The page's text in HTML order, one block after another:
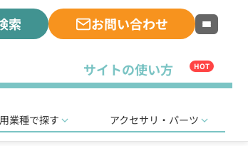
索 お問い合わせ
サイトの使い方 HOT
業種で探す アクセサリ・パーツ